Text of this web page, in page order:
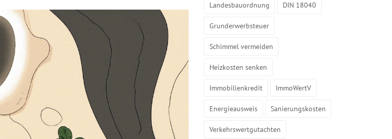
Landesbauordnung DIN 18040
Grunderwerbsteuer
Schimmel vermeiden
Heizkosten senken
Immobilienkredit ImmoWertV
Energieausweis Sanierungskosten
Verkehrswertgutachten